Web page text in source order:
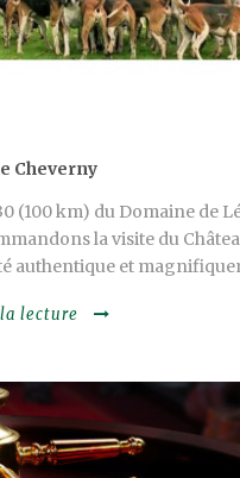
Cheverny
(100 km) du Domaine de
la visite du
authentique et
lecture